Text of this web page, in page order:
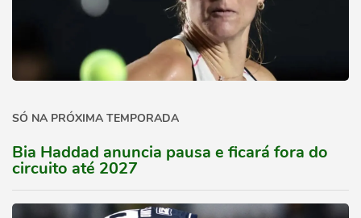
SÓ NA PRÓXIMA TEMPORADA
Bia Haddad anuncia pausa e ficará fora do
circuito até 2027